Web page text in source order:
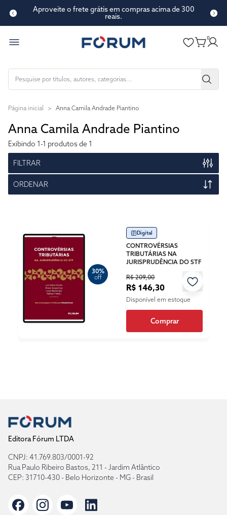
Aproveite o frete grátis em compras acima de 300
reais.
0
Página inicial > Anna Camila Andrade Piantino
Anna Camila Andrade Piantino
Exibindo 1-1 produtos de 1
FILTRAR
ORDENAR
30%
off
Digital
CONTROVÉRSIAS
TRIBUTÁRIAS NA
JURISPRUDÊNCIA DO STF
R$ 209,00
R$ 146,30
Disponível em estoque
Comprar
Editora Fórum LTDA
CNPJ: 41.769.803/0001-92
Rua Paulo Ribeiro Bastos, 211 - Jardim Atlântico
CEP: 31710-430 - Belo Horizonte - MG - Brasil